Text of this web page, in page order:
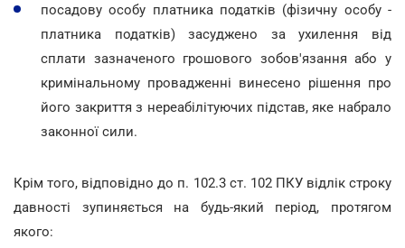
посадову особу платника податків (фізичну особу -
платника податків) засуджено за ухилення від
сплати зазначеного грошового зобов'язання або у
кримінальному провадженні винесено рішення про
його закриття з нереабілітуючих підстав, яке набрало
законної сили.
Крім того, відповідно до п. 102.3 ст. 102 ПКУ відлік строку
давності зупиняється на будь-який період, протягом
якого: